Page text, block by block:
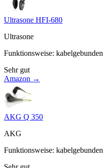
Ultrasone HFI-680
Ultrasone
Funktionsweise: kabelgebunden
Sehr gut
Amazon →
AKG Q 350
AKG
Funktionsweise: kabelgebunden